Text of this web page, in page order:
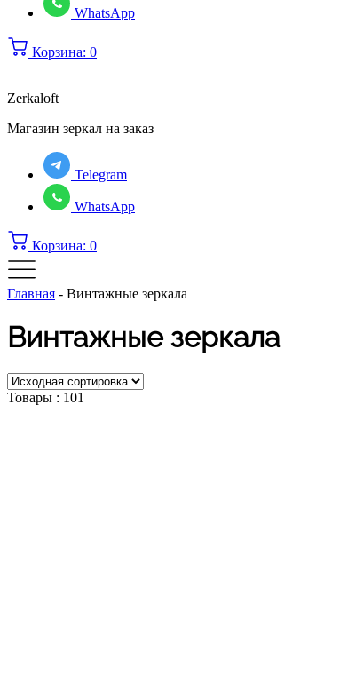
WhatsApp
Корзина: 0
Zerkaloft
Магазин зеркал на заказ
Telegram
WhatsApp
Корзина: 0
Главная - Винтажные зеркала
Винтажные зеркала
Товары : 101